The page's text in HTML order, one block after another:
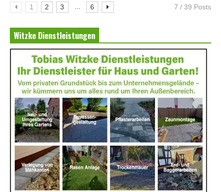
1 2 3 6 7 / 39 Posts
Witzke Dienstleistungen